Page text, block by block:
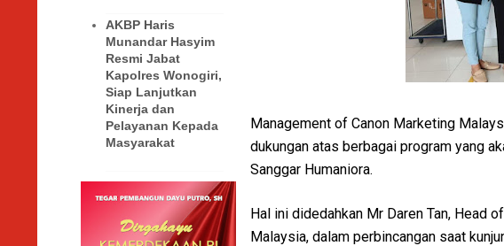
AKBP Haris
Munandar Hasyim
Resmi Jabat
Kapolres Wonogiri,
Siap Lanjutkan
Kinerja dan
Pelayanan Kepada
Masyarakat
Management of Canon Marketing
dukungan atas berbagai program yang
Sanggar Humaniora.
Hal ini didedahkan Mr Daren Tan, Head
Malaysia, dalam perbincangan saat